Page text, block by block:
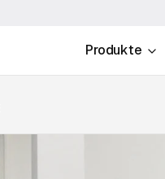
Produkte